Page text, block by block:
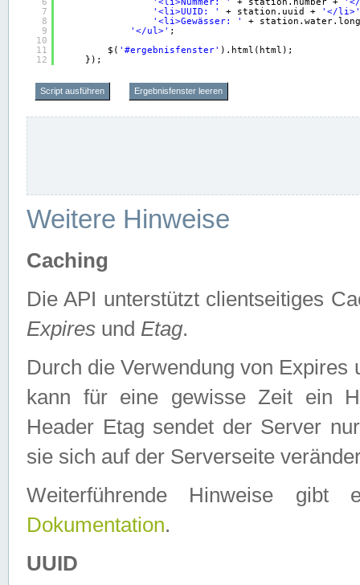
7
8
9
10
11
12
'<li>UUID: '
+ station.uuid +
'</li>'
'<li>Gewässer: '
+
'</ul>' ;
$( '#ergebnisfenster' ).html(html);
});
Script ausführen Ergebnisfenster leeren
Weitere Hinweise
Caching
Die API unterstützt clientseitiges
Expires und Etag.
Durch die Verwendung von
kann für eine gewisse Zeit ein
Header Etag sendet der Server
sie sich auf der Serverseite
Weiterführende Hinweise
Dokumentation.
UUID